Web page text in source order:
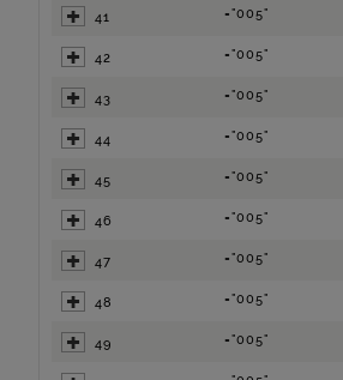
41 ="005"
42 ="005"
43 ="005"
44 ="005"
45 ="005"
46 ="005"
47 ="005"
48 ="005"
49 ="005"